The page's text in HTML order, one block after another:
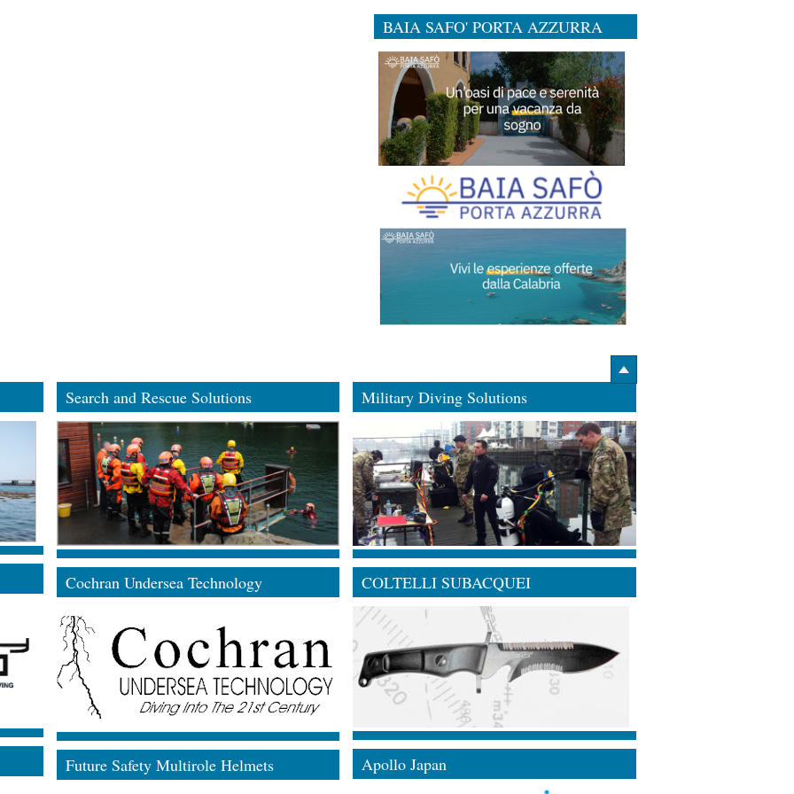
BAIA SAFO' PORTA AZZURRA
Search and Rescue Solutions
Cochran Undersea Technology
Future Safety Multirole Helmets
Military Diving Solutions
COLTELLI SUBACQUEI
Apollo Japan